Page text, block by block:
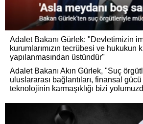
Adalet Bakanı Gürlek: "Devletimizin
kurumlarımızın tecrübesi ve hukukun
yapılanmasından üstündür"
Adalet Bakanı Akın Gürlek, "Suç
uluslararası bağlantıları, finansal
teknolojinin karmaşıklığı bizi